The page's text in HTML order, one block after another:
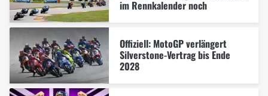
im Rennkalender noch
Offiziell: MotoGP verlängert
Silverstone-Vertrag bis Ende
2028